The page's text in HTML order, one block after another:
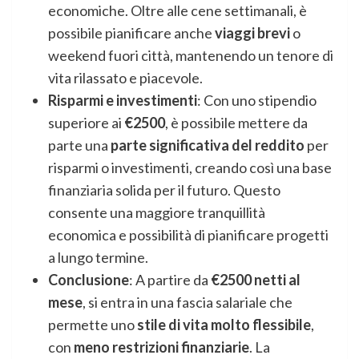
economiche. Oltre alle cene settimanali, è
possibile pianificare ancheviaggi brevio
weekend fuori città, mantenendo un tenore di
vita rilassato e piacevole.
Risparmi e investimenti: Con uno stipendio
superiore ai €2500, è possibile mettere da
parte una parte significativa del reddito per
risparmi o investimenti, creando così una base
finanziaria solida per il futuro. Questo
consente una maggiore tranquillità
economica e possibilità di pianificare progetti
a lungo termine.
Conclusione: A partire da €2500 netti al
mese, si entra in una fascia salariale che
permette unostile di vita molto flessibile,
con meno restrizioni finanziarie. La